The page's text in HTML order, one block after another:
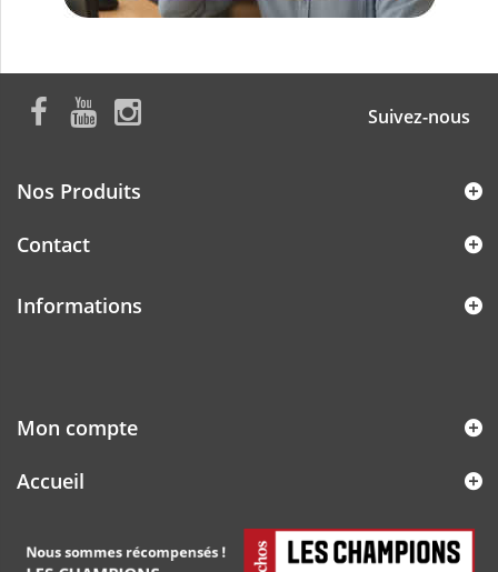
Suivez-nous
Nos Produits
Contact
Informations
Mon compte
Accueil